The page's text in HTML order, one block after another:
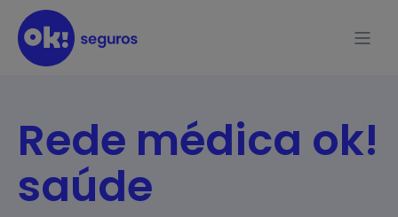
Rede médica ok!
saúde